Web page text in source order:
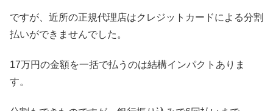
ですが、近所の正規代理店はクレジットカードによる分割
払いができませんでした。
17万円の金額を一括で払うのは結構インパクトありま
す。